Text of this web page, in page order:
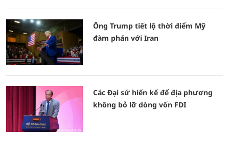
Ông Trump tiết lộ thời điểm Mỹ
đàm phán với Iran
Các Đại sứ hiến kế để địa phương
không bỏ lỡ dòng vốn FDI